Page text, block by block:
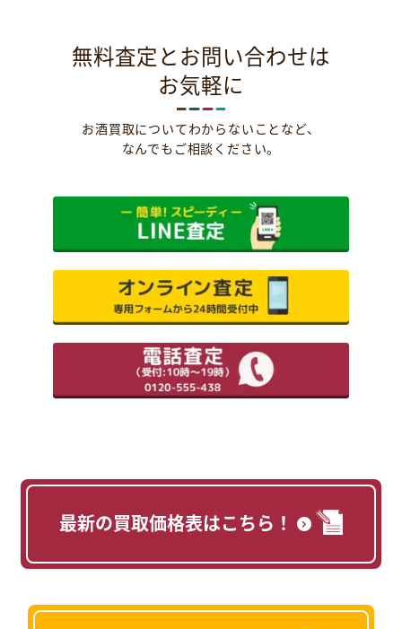
無料査定とお問い合わせは
お気軽に
お酒買取についてわからないことなど、
なんでもご相談ください。
最新の買取価格表はこちら！